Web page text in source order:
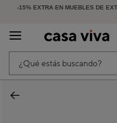
-15% EXTRA EN MUEBLES DE
HASTA -60% DE
¿Qué estás buscando?